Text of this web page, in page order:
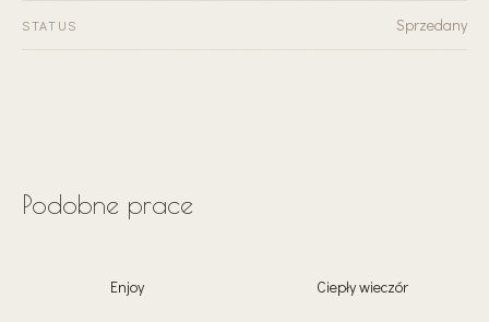
STATUS Sprzedany
Podobne prace
Enjoy Ciepły wieczór